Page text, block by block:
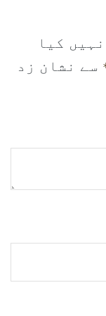
کیا
سے نشان زد